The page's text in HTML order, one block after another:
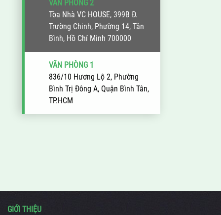
VĂN PHÒNG 2
Tòa Nhà VC HOUSE, 399B Đ.
Trường Chinh, Phường 14, Tân
Bình, Hồ Chí Minh 700000
VĂN PHÒNG 1
836/10 Hương Lộ 2, Phường
Bình Trị Đông A, Quận Bình Tân,
TP.HCM
GIỚI THIỆU